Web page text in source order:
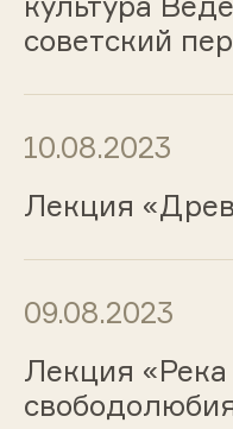
советский
10.08.2023
Лекция
09.08.2023
Лекция